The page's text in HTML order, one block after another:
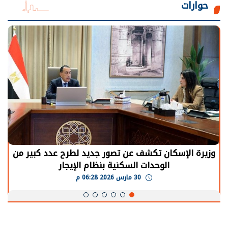
حوارات
وزيرة الإسكان تكشف عن تصور جديد لطرح عدد كبير من
الوحدات السكنية بنظام الإيجار